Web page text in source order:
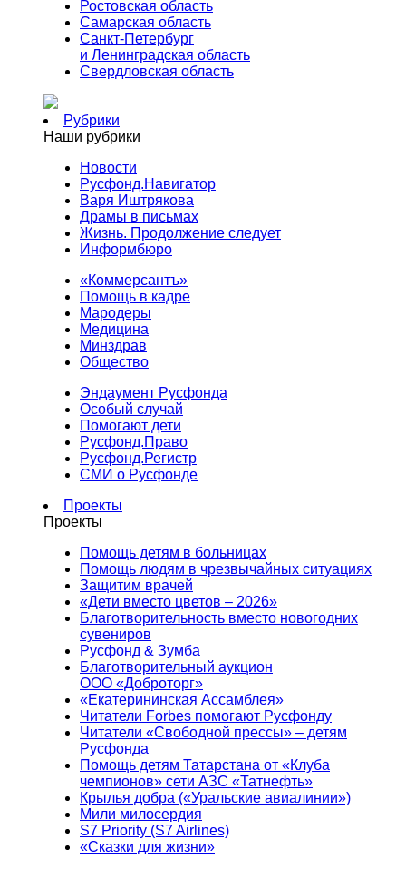
Ростовская область
Самарская область
Санкт-Петербург
и Ленинградская область
Свердловская область
Рубрики
Наши рубрики
Новости
Русфонд.Навигатор
Варя Иштрякова
Драмы в письмах
Жизнь. Продолжение следует
Информбюро
«Коммерсантъ»
Помощь в кадре
Мародеры
Медицина
Минздрав
Общество
Эндаумент Русфонда
Особый случай
Помогают дети
Русфонд.Право
Русфонд.Регистр
СМИ о Русфонде
Проекты
Проекты
Помощь детям в больницах
Помощь людям в чрезвычайных ситуациях
Защитим врачей
«Дети вместо цветов – 2026»
Благотворительность вместо новогодних
сувениров
Русфонд & Зумба
Благотворительный аукцион
ООО «Доброторг»
«Екатерининская Ассамблея»
Читатели Forbes помогают Русфонду
Читатели «Свободной прессы» – детям
Русфонда
Помощь детям Татарстана от «Клуба
чемпионов» сети АЗС «Татнефть»
Крылья добра («Уральские авиалинии»)
Мили милосердия
S7 Priority (S7 Airlines)
«Сказки для жизни»